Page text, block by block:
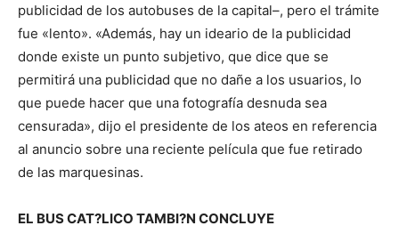
publicidad de los autobuses de la capital–, pero el trámite
fue «lento». «Además, hay un ideario de la publicidad
donde existe un punto subjetivo, que dice que se
permitirá una publicidad que no dañe a los usuarios, lo
que puede hacer que una fotografía desnuda sea
censurada», dijo el presidente de los ateos en referencia
al anuncio sobre una reciente película que fue retirado
de las marquesinas.
EL BUS CAT?LICO TAMBI?N CONCLUYE